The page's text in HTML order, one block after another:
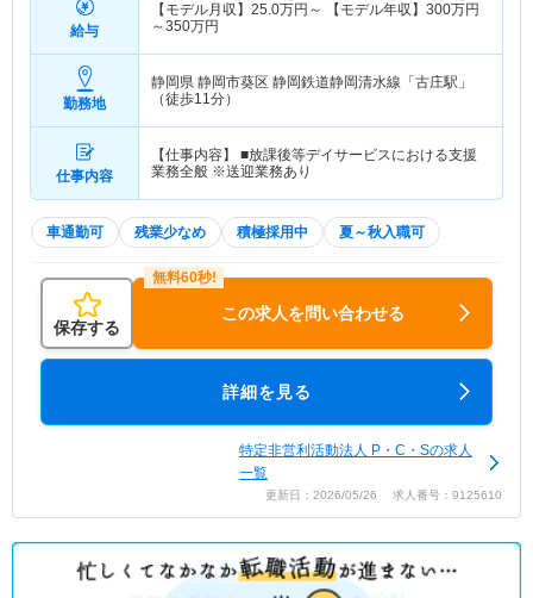
給与
【モデル月収】 25.0万円～ 【モデル年収】 300万円
～350万円
勤務地
静岡県 静岡市葵区 静岡鉄道静岡清水線「古庄駅」
（徒歩11分）
仕事内容
【仕事内容】 ■放課後等デイサービスにおける支援
業務全般 ※送迎業務あり
車通勤可 残業少なめ 積極採用中 夏～秋入職可
保存する
この求人を問い合わせる
詳細を見る
特定非営利活動法人 P・C・Sの求人
一覧
更新日：2026/05/26 求人番号：9125610